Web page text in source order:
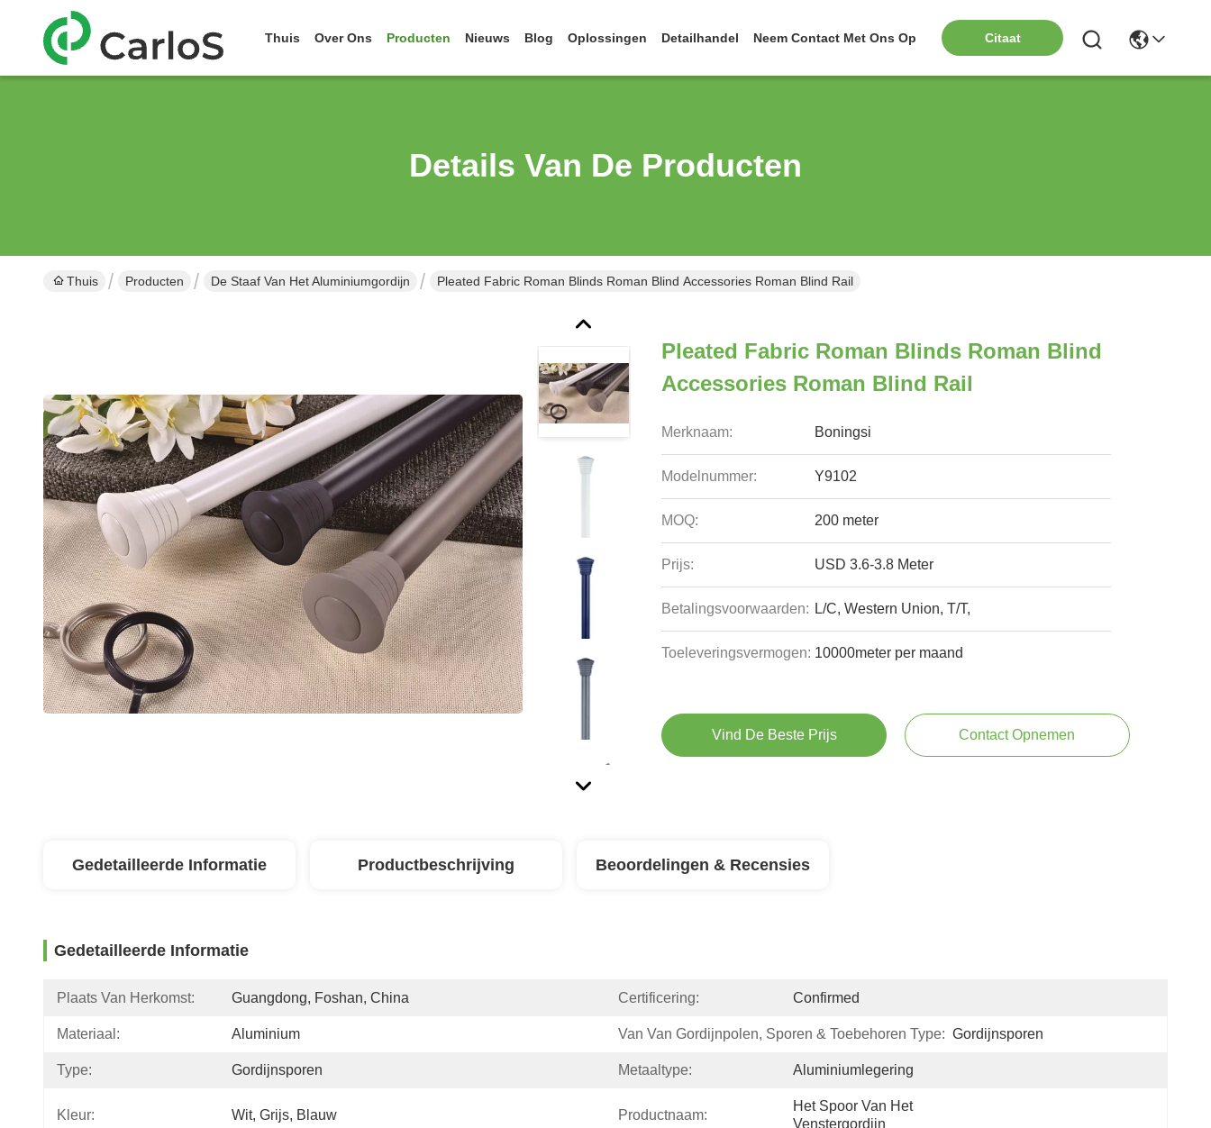
Thuis Over Ons Producten Nieuws Blog Oplossingen Detailhandel Neem Contact Met Ons Op Citaat
Details Van De Producten
Thuis Producten De Staaf Van Het Aluminiumgordijn Pleated Fabric Roman Blinds Roman Blind Accessories Roman Blind Rail
Pleated Fabric Roman Blinds Roman Blind
Accessories Roman Blind Rail
Merknaam: Boningsi
Modelnummer: Y9102
MOQ: 200 meter
Prijs: USD 3.6-3.8 Meter
Betalingsvoorwaarden: L/C, Western Union, T/T,
Toeleveringsvermogen: 10000meter per maand
Vind De Beste Prijs Contact Opnemen
Gedetailleerde Informatie Productbeschrijving Beoordelingen & Recensies
Gedetailleerde Informatie
Plaats Van Herkomst: Guangdong, Foshan, China Certificering: Confirmed
Materiaal: Aluminium Van Van Gordijnpolen, Sporen & Toebehoren Type: Gordijnsporen
Type: Gordijnsporen Metaaltype: Aluminiumlegering
Kleur: Wit, Grijs, Blauw Productnaam:
Het Spoor Van Het
Venstergordijn